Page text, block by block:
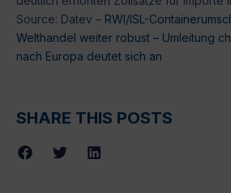
Source: Datev – RWI/ISL-
Welthandel weiter robust – Umleitung
nach Europa deutet sich an
SHARE THIS POSTS